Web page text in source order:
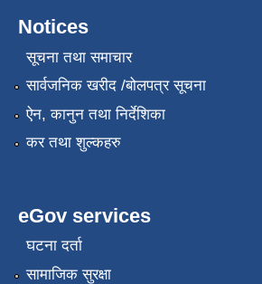
Notices
सूचना तथा समाचार
सार्वजनिक खरीद /बोलपत्र सूचना
ऐन, कानुन तथा निर्देशिका
कर तथा शुल्कहरु
eGov services
घटना दर्ता
सामाजिक सुरक्षा